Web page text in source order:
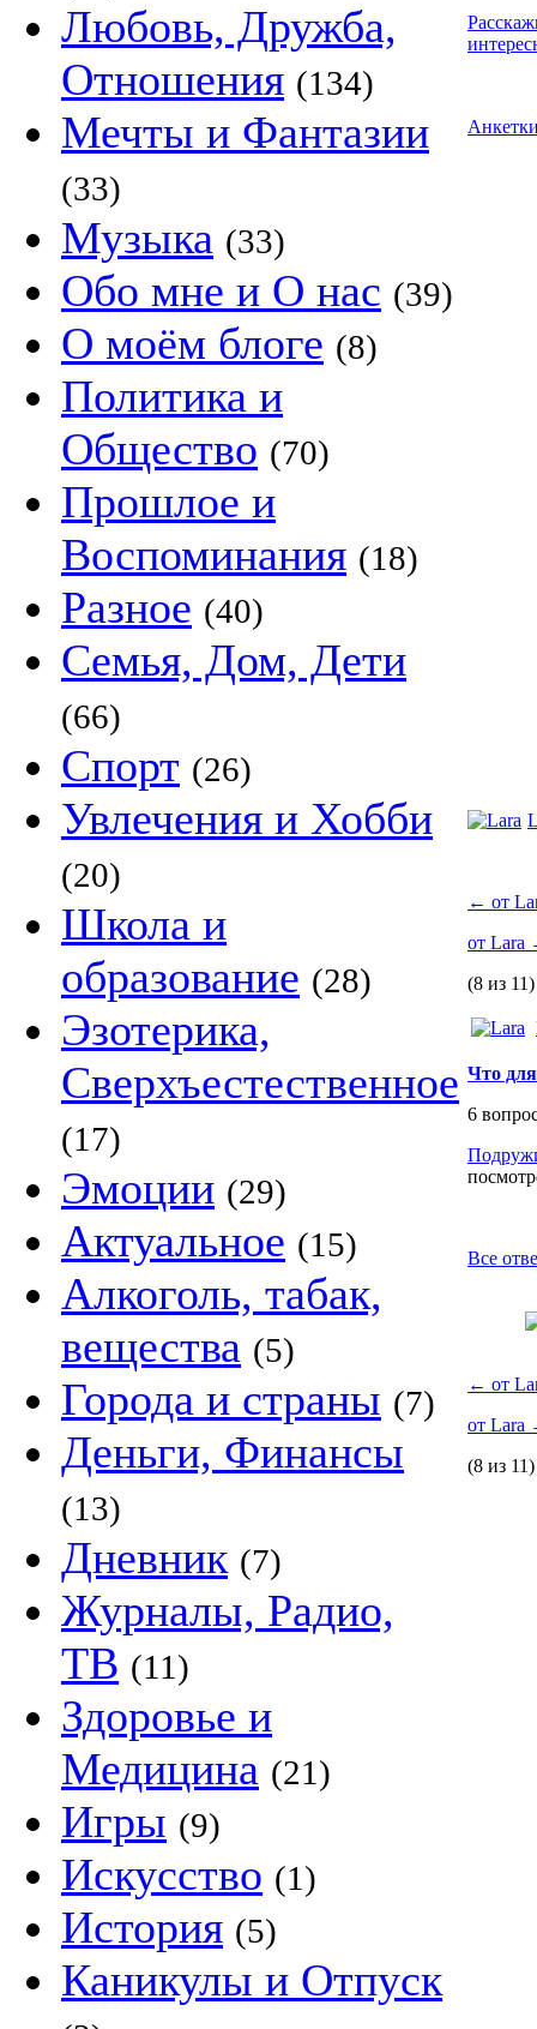
Любовь, Дружба,
Отношения (134)
Мечты и Фантазии
(33)
Музыка (33)
Обо мне и О нас (39)
О моём блоге (8)
Политика и
Общество (70)
Прошлое и
Воспоминания (18)
Разное (40)
Семья, Дом, Дети
(66)
Спорт (26)
Увлечения и Хобби
(20)
Школа и
образование (28)
Эзотерика,
Сверхъестественное
(17)
Эмоции (29)
Актуальное (15)
Алкоголь, табак,
вещества (5)
Города и страны (7)
Деньги, Финансы
(13)
Дневник (7)
Журналы, Радио,
ТВ (11)
Здоровье и
Медицина (21)
Игры (9)
Искусство (1)
История (5)
Каникулы и Отпуск
← от
от Lara
(8 из 11)
Что
6
Все
← от
от Lara
(8 из 11)